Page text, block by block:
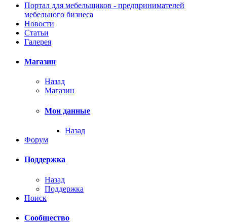
Портал для мебельщиков - предпринимателей
мебельного бизнеса
Новости
Статьи
Галерея
Магазин
Назад
Магазин
Мои данные
Назад
Форум
Поддержка
Назад
Поддержка
Поиск
Сообщество